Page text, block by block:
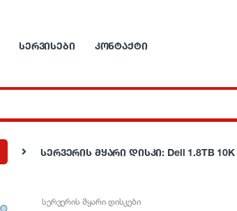
ᲡᲔᲠᲕᲘᲡᲔᲑᲘ ᲙᲝᲜᲢᲐᲥᲢᲘ
სერვერის მყარი დისკი: Dell 1.8TB 10K
სერვერის მყარი დისკები